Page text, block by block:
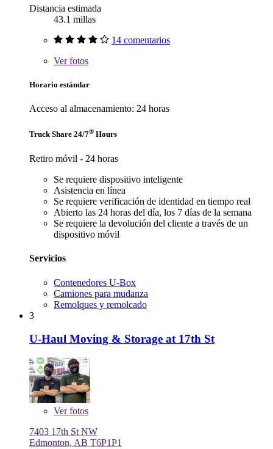
Distancia estimada
43.1 millas
14 comentarios
Verfotos
Horario estándar
Acceso al almacenamiento: 24 horas
Truck Share 24/7® Hours
Retiro móvil - 24 horas
Se requiere dispositivo inteligente
Asistencia en línea
Se requiere verificación de identidad en tiempo real
Abierto las 24 horas del día, los 7 días de la semana
Se requiere la devolución del cliente a través de un
dispositivo móvil
Servicios
Contenedores U-Box
Camiones para mudanza
Remolques y remolcado
3
U-Haul Moving & Storage at 17th St
Verfotos
7403 17th St NW
Edmonton, AB T6P1P1